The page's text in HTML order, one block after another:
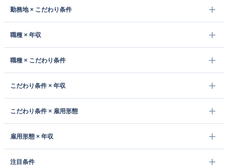
勤務地 × こだわり条件
職種 × 年収
職種 × こだわり条件
こだわり条件 × 年収
こだわり条件 × 雇用形態
雇用形態 × 年収
注目条件